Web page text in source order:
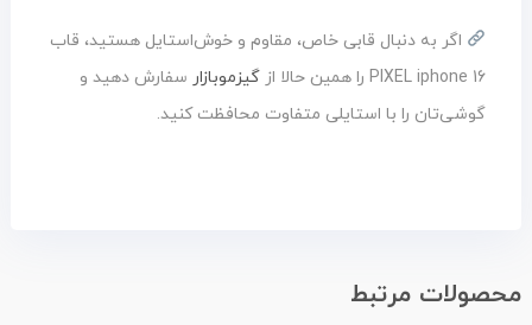
اگر به دنبال قابی خاص، مقاوم و خوش‌استایل هستید، قاب
PIXEL iphone 16 را همین حالا از
گیزموبازار سفارش دهید و
گوشی‌تان را با استایلی متفاوت محافظت کنید.
محصولات مرتبط